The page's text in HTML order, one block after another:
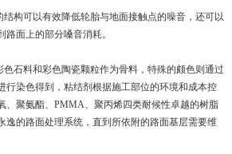
构可以有效降低轮胎与地面接触点的噪音，还可以
面上的部分嗓音消耗。
石料和彩色陶瓷颗粒作为骨料，特殊的颇色则通过
行染色得到，粘结剂根据施工部位的环境和成本控
、聚氨酯、PMMA、聚丙烯四类耐候性卓越的树脂
逸的路面处理系统，直到所依附的路面基层需要维